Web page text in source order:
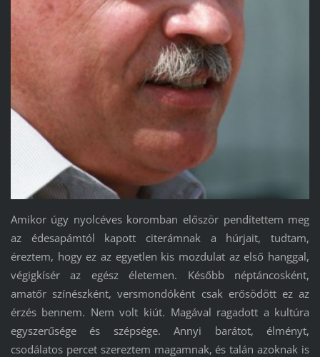
Amikor úgy nyolcéves koromban először pendítettem meg
az édesapámtól kapott citerámnak a húrjait, tudtam,
éreztem, hogy ez az egyetlen kis mozdulat az első hanggal,
végigkísér az egész életemen. Később néptáncosként,
amatőr színészként, versmondóként csak erősödött ez az
érzés bennem. Nem volt kiút. Magával ragadott a kultúra
egyszerűsége és szépsége. Annyi barátot, élményt,
csodálatos percet szereztem magamnak, és talán azoknak is